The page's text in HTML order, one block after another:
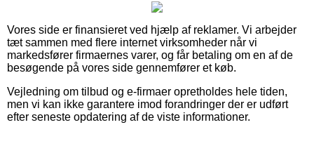
Vores side er finansieret ved hjælp af reklamer. Vi arbejder
tæt sammen med flere internet virksomheder når vi
markedsfører firmaernes varer, og får betaling om en af de
besøgende på vores side gennemfører et køb.
Vejledning om tilbud og e-firmaer opretholdes hele tiden,
men vi kan ikke garantere imod forandringer der er udført
efter seneste opdatering af de viste informationer.